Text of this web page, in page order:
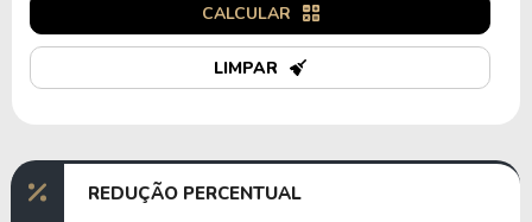
CALCULAR
LIMPAR
REDUÇÃO PERCENTUAL